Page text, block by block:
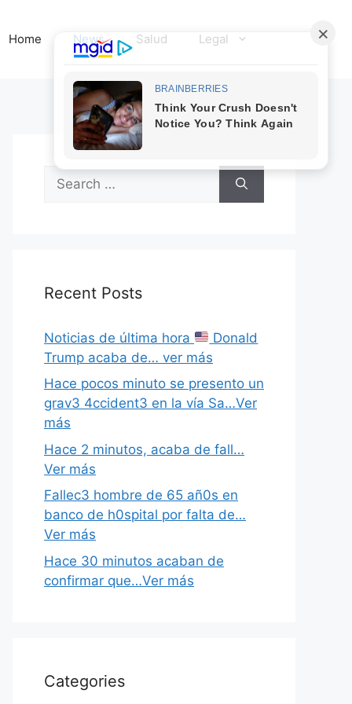
Home News Salud Legal
Search
for:
Recent Posts
Noticias de última hora
Donald
Trump acaba de… ver más
Hace pocos minuto se presento un
grav3 4ccident3 en la vía Sa…Ver
más
Hace 2 minutos, acaba de fall…
Ver más
Fallec3 hombre de 65 añ0s en
banco de h0spital por falta de…
Ver más
Hace 30 minutos acaban de
confirmar que…Ver más
Categories